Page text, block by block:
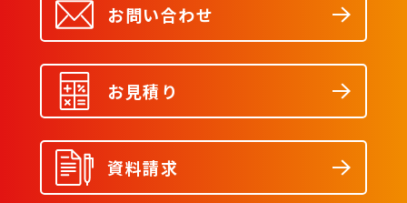
お問い合わせ
お見積り
資料請求